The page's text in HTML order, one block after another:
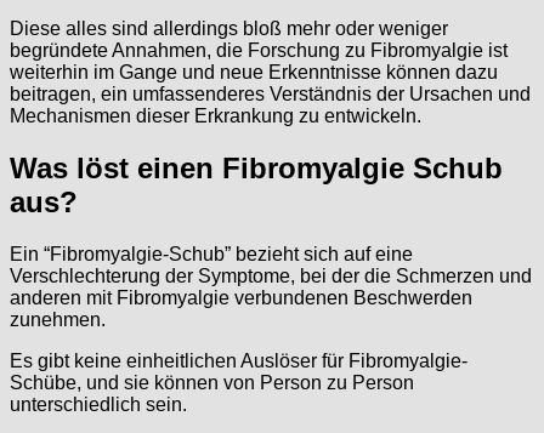
Diese alles sind allerdings bloß mehr oder weniger
begründete Annahmen, die Forschung zu Fibromyalgie ist
weiterhin im Gange und neue Erkenntnisse können dazu
beitragen, ein umfassenderes Verständnis der Ursachen und
Mechanismen dieser Erkrankung zu entwickeln.
Was löst einen Fibromyalgie Schub
aus?
Ein “Fibromyalgie-Schub” bezieht sich auf eine
Verschlechterung der Symptome, bei der die Schmerzen und
anderen mit Fibromyalgie verbundenen Beschwerden
zunehmen.
Es gibt keine einheitlichen Auslöser für Fibromyalgie-
Schübe, und sie können von Person zu Person
unterschiedlich sein.